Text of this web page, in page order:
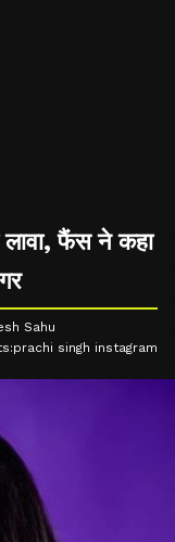
फैंस ने कहा
Sahu
singh instagram